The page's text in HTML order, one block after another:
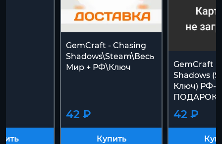
GemCraft - Chasing
Shadows\Steam\Весь
Мир + РФ\Ключ
42 ₽
Купить
GemCraft -
Shadows
Ключ) РФ-
ПОДАРОК
42 ₽